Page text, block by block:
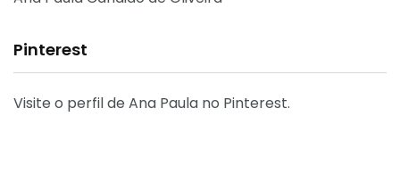
Pinterest
Visite o perfil de Ana Paula no Pinterest.